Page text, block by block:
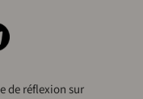
de réflexion sur